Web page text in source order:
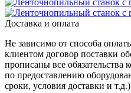
Доставка и оплата
Не зависимо от способа
клиентом договор поставки
прописаны все
по предоставлению
сроки, условия доставки и